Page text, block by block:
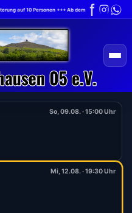
auf 10 Personen +++ Ab dem 1.7.2026 gilt die
So, 09.08. · 15:00 Uhr
Mi, 12.08. · 19:30 Uhr